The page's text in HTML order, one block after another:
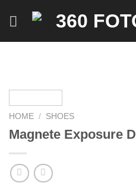
HOME / SHOES
Magnete Exposure